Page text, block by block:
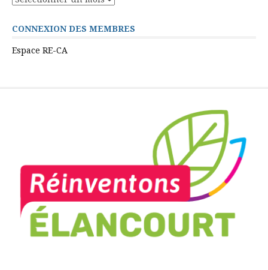
CONNEXION DES MEMBRES
Espace RE-CA